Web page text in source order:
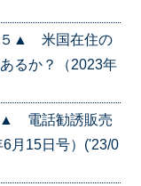
５▲ 米国在住の
るか？（2023年
▲ 電話勧誘販売
月15日号）('23/0